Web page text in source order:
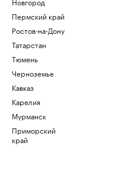
Пермский край
Ростов-на-Дону
Татарстан
Тюмень
Черноземье
Кавказ
Карелия
Мурманск
Приморский
край